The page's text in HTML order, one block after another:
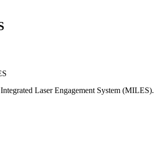
Laser Engagement System (MILES).